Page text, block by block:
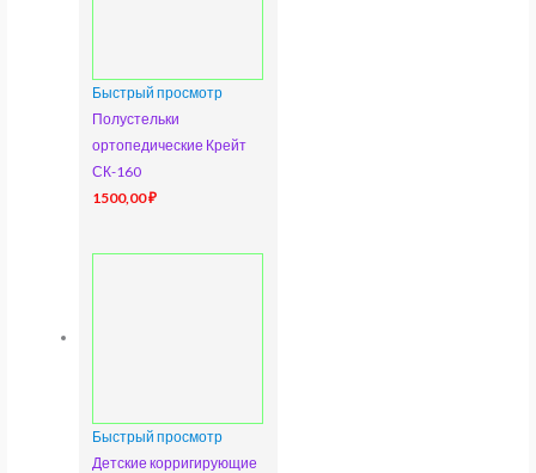
Быстрый просмотр
Полустельки
ортопедические Крейт
СК-160
1500,00₽
Быстрый просмотр
Детские корригирующие